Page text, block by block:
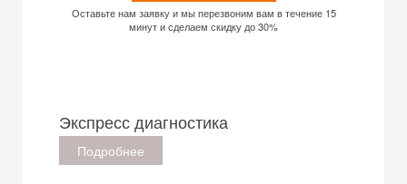
Оставьте нам заявку и мы перезвоним вам в течение 15
минут и сделаем скидку до 30%
Экспресс диагностика
Подробнее